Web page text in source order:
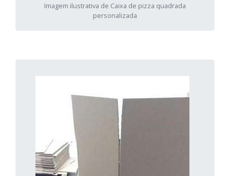
Imagem ilustrativa de Caixa de pizza quadrada
personalizada